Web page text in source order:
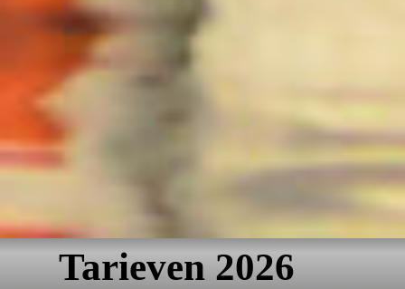
Tarieven 2026